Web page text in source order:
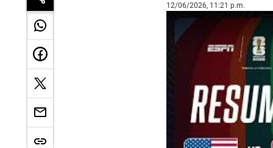
12/06/2026, 11:21 p.m.